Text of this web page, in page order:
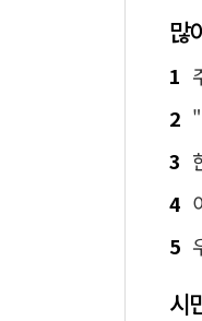
많
1
2 "
3
4
5
시